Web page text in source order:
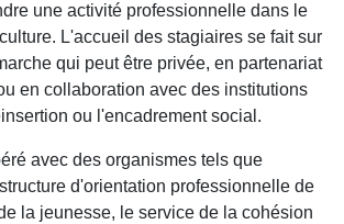
une activité professionnelle dans le
L'accueil des stagiaires se fait sur
qui peut être privée, en partenariat
en collaboration avec des institutions
ou l'encadrement social.
avec des organismes tels que
d'orientation professionnelle de
la jeunesse, le service de la cohésion